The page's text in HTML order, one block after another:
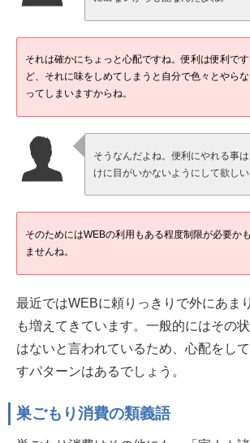
それは確かにちょっと心配ですね。便利は便利です
ど、それに味をしめてしまうと自分で色々とやら
ってしまいますからね。
そうなんだよね。便利にやれる事
けに目がいかないようにして欲しい
そのためにはWEBの利用もある程度制限が必要か
ませんね。
最近ではWEBに頼りっきりで外にあま
も増えてきています。一般的にはその
はないと言われているため、心配をし
すパターンはあるでしょう。
巣ごもり消費の類義語